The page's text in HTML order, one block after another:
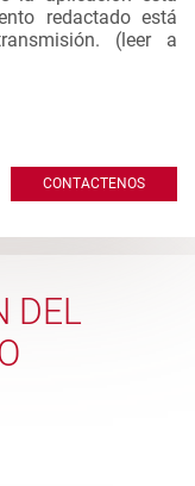
redactado está
(leer a
CONTACTENOS
DEL